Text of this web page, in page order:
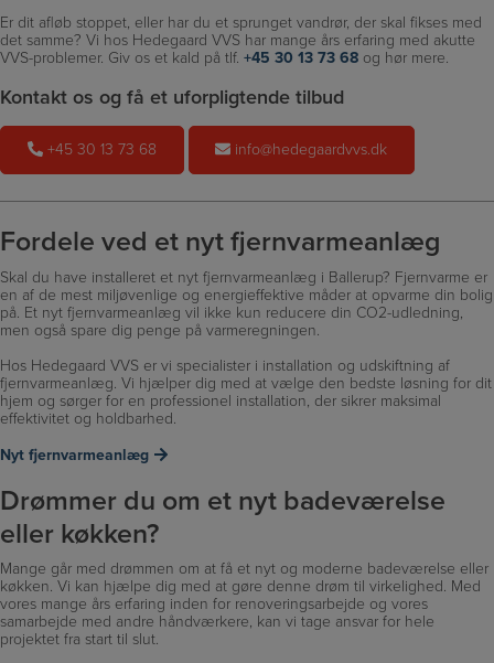
Er dit afløb stoppet, eller har du et sprunget vandrør, der skal fikses med
det samme? Vi hos Hedegaard VVS har mange års erfaring med akutte
VVS-problemer. Giv os et kald på tlf. +45 30 13 73 68 og hør mere.
Kontakt os og få et uforpligtende tilbud
+45 30 13 73 68 info@hedegaardvvs.dk
Fordele ved et nyt fjernvarmeanlæg
Skal du have installeret et nyt fjernvarmeanlæg i Ballerup? Fjernvarme er
en af de mest miljøvenlige og energieffektive måder at opvarme din bolig
på. Et nyt fjernvarmeanlæg vil ikke kun reducere din CO2-udledning,
men også spare dig penge på varmeregningen.
Hos Hedegaard VVS er vi specialister i installation og udskiftning af
fjernvarmeanlæg. Vi hjælper dig med at vælge den bedste løsning for dit
hjem og sørger for en professionel installation, der sikrer maksimal
effektivitet og holdbarhed.
Nyt fjernvarmeanlæg
Drømmer du om et nyt badeværelse
eller køkken?
Mange går med drømmen om at få et nyt og moderne badeværelse eller
køkken. Vi kan hjælpe dig med at gøre denne drøm til virkelighed. Med
vores mange års erfaring inden for renoveringsarbejde og vores
samarbejde med andre håndværkere, kan vi tage ansvar for hele
projektet fra start til slut.